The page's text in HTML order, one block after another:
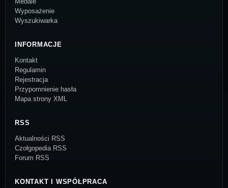
Wyposażenie
Wyszukiwarka
INFORMACJE
Kontakt
Regulamin
Rejestracja
Przypomnienie hasła
Mapa strony XML
RSS
Aktualności RSS
Czołgopedia RSS
Forum RSS
KONTAKT I WSPÓŁPRACA